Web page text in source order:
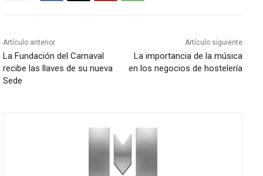
Artículo anterior
La Fundación del Carnaval
recibe las llaves de su nueva
Sede
Artículo siguiente
La importancia de la música
en los negocios de hostelería